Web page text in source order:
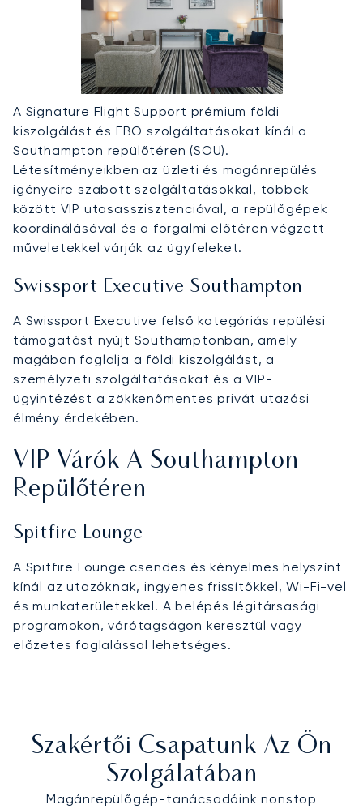
A Signature Flight Support prémium földi
kiszolgálást és FBO szolgáltatásokat kínál a
Southampton repülőtéren (SOU).
Létesítményeikben az üzleti és magánrepülés
igényeire szabott szolgáltatásokkal, többek
között VIP utasasszisztenciával, a repülőgépek
koordinálásával és a forgalmi előtéren végzett
műveletekkel várják az ügyfeleket.
Swissport Executive Southampton
A Swissport Executive felső kategóriás repülési
támogatást nyújt Southamptonban, amely
magában foglalja a földi kiszolgálást, a
személyzeti szolgáltatásokat és a VIP-
ügyintézést a zökkenőmentes privát utazási
élmény érdekében.
VIP Várók A Southampton
Repülőtéren
Spitfire Lounge
A Spitfire Lounge csendes és kényelmes helyszínt
kínál az utazóknak, ingyenes frissítőkkel, Wi-Fi-vel
és munkaterületekkel. A belépés légitársasági
programokon, várótagságon keresztül vagy
előzetes foglalással lehetséges.
Szakértői Csapatunk Az Ön
Szolgálatában
Magánrepülőgép-tanácsadóink nonstop